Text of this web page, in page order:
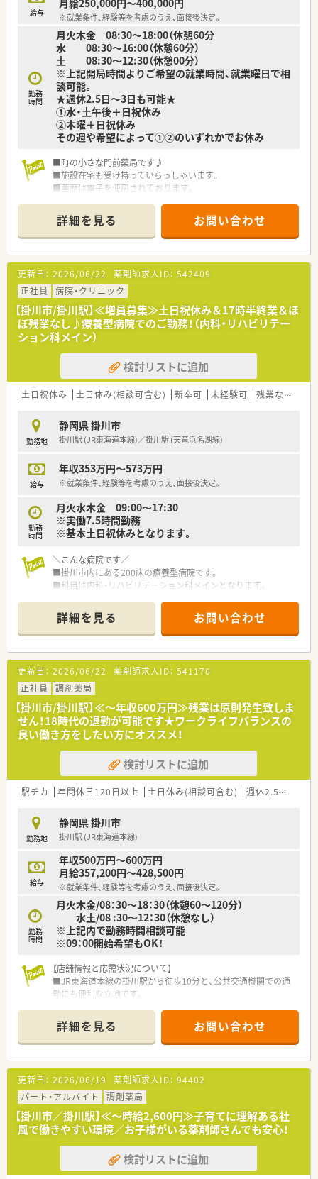
給与 ※就業条件、経験等を考慮のうえ、面接後決定。
勤務
時間
月火木金 08:30～18:00（休憩60分
水 08:30～16:00（休憩60分）
土 08:30～12:30（休憩00分）
※上記開局時間よりご希望の就業時間、就業曜日で相
談可能。
★週休2.5日～3日も可能★
①水・土午後＋日祝休み
②木曜＋日祝休み
その週や希望によって①②のいずれかでお休み
■町の小さな門前薬局です♪
■施設在宅も受け持っていらっしゃいます。
■薬歴は電子を使用されております。
る環境です。
■弊社からの紹介実績あり♪
詳細を見る お問い合わせ
更新日： 2026/06/22 薬剤師求人ID： 542409
正社員
病院・クリニック
【掛川市/掛川駅】≪増員募集≫土日祝休み＆17時半終業＆ほ
ぼ残業なし♪療養型病院でのご勤務！（内科・リハビリテー
ション科メイン）
検討リストに追加
土日祝休み 土日休み(相談可含む) 新卒可 未経験可 残業なし(ほぼなし含む)
勤務地
静岡県 掛川市
掛川駅 (JR東海道本線)／掛川駅 (天竜浜名湖線)
給与
年収353万円～573万円
※就業条件、経験等を考慮のうえ、面接後決定。
勤務
時間
月火水木金 09:00～17:30
※実働7.5時間勤務
※基本土日祝休みとなります。
＼こんな病院です／
■掛川市内にある200床の療養型病院です。
■科目は内科・リハビリテーション科メインとなります。
＼求人について／
■基本的には土日休みとなります！
■残業もほとんど発生致しません。
■17：30終業のため、比較的早めにご帰宅いただけます。
詳細を見る お問い合わせ
更新日： 2026/06/22 薬剤師求人ID： 541170
正社員
調剤薬局
【掛川市/掛川駅】≪～年収600万円≫残業は原則発生致しま
せん！18時代の退勤が可能です★ワークライフバランスの
良い働き方をしたい方にオススメ！
検討リストに追加
駅チカ 年間休日120日以上 土日休み(相談可含む) 週休2.5日以上
勤務地
静岡県 掛川市
掛川駅 (JR東海道本線)
給与
年収500万円～600万円
月給357,200円～428,500円
※就業条件、経験等を考慮のうえ、面接後決定。
勤務
時間
月火木金/08：30～18：30（休憩60～120分）
水土/08 :30～12：30（休憩なし）
※上記内で勤務時間相談可能
※09：00開始希望もOK！
【店舗情報と応需状況について】
■JR東海道本線の掛川駅から徒歩10分と、公共交通機関での通
勤にも便利な立地です。
業務に取り組めます。
■外来は1日50～60枚ですが、施設在宅も多く担当し、幅広い経
験を積むことができます。
【募集背景と求める人物像について】
■代表薬剤師と協力し薬局を運営する、初めての正社員を増員募
集いたします。
■代表と二人三脚で、地域に根差した温かい薬局を創っていける
方を求めています。
■呼吸器科門前のため、患者様への配慮から喫煙されない方を募
集しております。
【職場環境と雰囲気】
詳細を見る お問い合わせ
更新日： 2026/06/19 薬剤師求人ID： 94402
パート・アルバイト
調剤薬局
【掛川市／掛川駅】≪～時給2,600円≫子育てに理解ある社
風で働きやすい環境／お子様がいる薬剤師さんでも安心！
検討リストに追加